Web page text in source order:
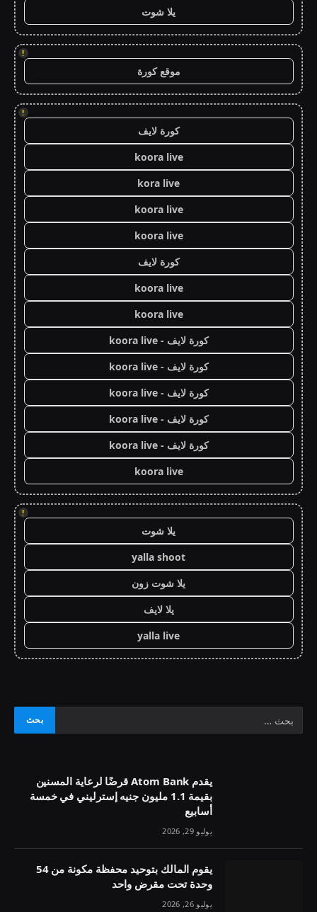
يلا شوت
!
موقع كورة
!
كورة لايف
koora live
kora live
koora live
koora live
كورة لايف
koora live
koora live
كورة لايف - koora live
كورة لايف - koora live
كورة لايف - koora live
كورة لايف - koora live
كورة لايف - koora live
koora live
!
يلا شوت
yalla shoot
يلا شوت زون
يلا لايف
yalla live
يقدم Atom Bank قرضًا لرعاية المسنين
بقيمة 1.1 مليون جنيه إسترليني في خمسة
أسابيع
يوليو 29, 2026
يقوم المالك بتوحيد محفظة مكونة من 54
وحدة تحت مقرض واحد
يوليو 26, 2026